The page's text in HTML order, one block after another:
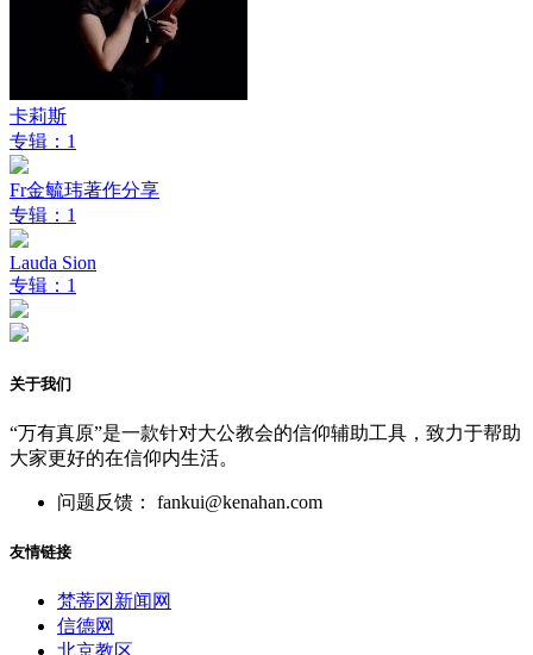
卡莉斯
专辑：1
Fr金毓玮著作分享
专辑：1
Lauda Sion
专辑：1
关于我们
“万有真原”是一款针对大公教会的信仰辅助工具，致力于帮助
大家更好的在信仰内生活。
问题反馈： fankui@kenahan.com
友情链接
梵蒂冈新闻网
信德网
北京教区